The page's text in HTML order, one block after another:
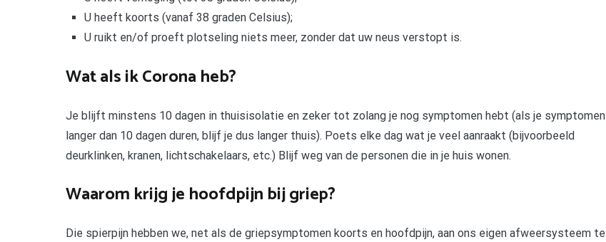
U heeft koorts (vanaf 38 graden Celsius);
U ruikt en/of proeft plotseling niets meer, zonder dat uw neus verstopt is.
Wat als ik Corona heb?
Je blijft minstens 10 dagen in thuisisolatie en zeker tot zolang je nog symptomen hebt (als je symptomen
langer dan 10 dagen duren, blijf je dus langer thuis). Poets elke dag wat je veel aanraakt (bijvoorbeeld
deurklinken, kranen, lichtschakelaars, etc.) Blijf weg van de personen die in je huis wonen.
Waarom krijg je hoofdpijn bij griep?
Die spierpijn hebben we, net als de griepsymptomen koorts en hoofdpijn, aan ons eigen afweersysteem te